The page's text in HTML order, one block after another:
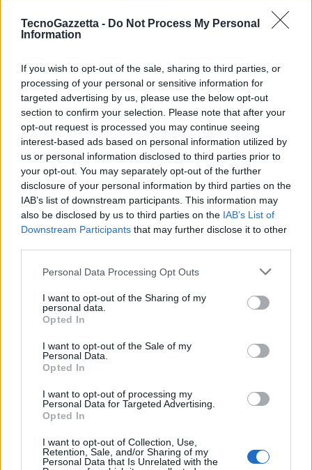
TecnoGazzetta - Do Not Process My Personal
Information
If you wish to opt-out of the sale, sharing to third parties, or
processing of your personal or sensitive information for
targeted advertising by us, please use the below opt-out
section to confirm your selection. Please note that after your
opt-out request is processed you may continue seeing
interest-based ads based on personal information utilized by
us or personal information disclosed to third parties prior to
your opt-out. You may separately opt-out of the further
disclosure of your personal information by third parties on the
IAB’s list of downstream participants. This information may
also be disclosed by us to third parties on the IAB’s List of
Downstream Participants that may further disclose it to other
Personal Data Processing Opt Outs
I want to opt-out of the Sharing of my
personal data.
Opted In
I want to opt-out of the Sale of my
Personal Data.
Opted In
I want to opt-out of processing my
Personal Data for Targeted Advertising.
Opted In
I want to opt-out of Collection, Use,
Retention, Sale, and/or Sharing of my
Personal Data that Is Unrelated with the
Amazon ha annunciato che l’attesissima seconda stagione di The
Grand Tour, lo show originale Amazon di maggior successo, sarà
disponibile a partire dall’8 Dicembre in esclusiva su Prime Video. I
nuovi episodi con Jeremy Clarkson, Richard Hammond e James May
Check Point: scoperta vulnerabilità all’interno dei
dispositivi smart home LG SmartThinQ
portato i milioni di utenti dei dispositivi smart home LG a essere